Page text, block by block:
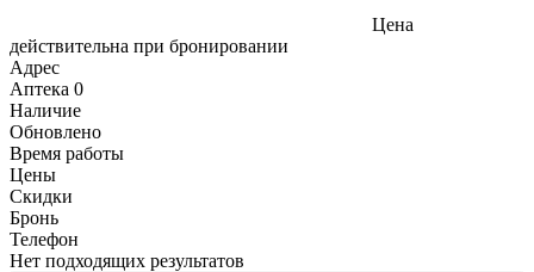
Цена
действительна при бронировании
Адрес
Аптека 0
Наличие
Обновлено
Время работы
Цены
Скидки
Бронь
Телефон
Нет подходящих результатов